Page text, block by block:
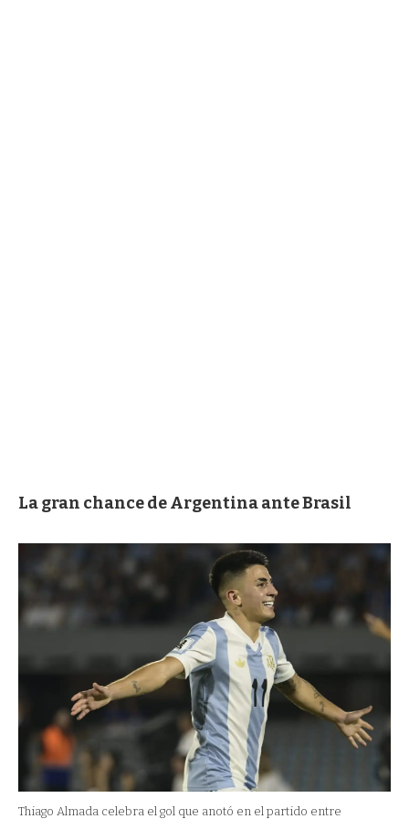
La gran chance de Argentina ante Brasil
Thiago Almada celebra el gol que anotó en el partido entre